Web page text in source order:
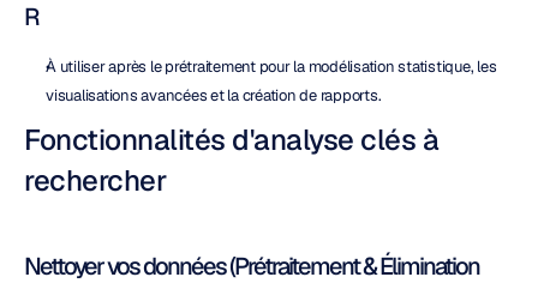
R
À utiliser après le prétraitement pour la modélisation statistique, les
visualisations avancées et la création de rapports.
Fonctionnalités d'analyse clés à
rechercher
Nettoyer vos données (Prétraitement & Élimination